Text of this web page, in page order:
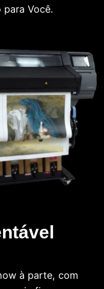
Você.
à parte, com